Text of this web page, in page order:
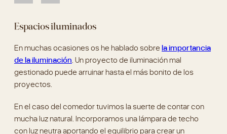
En muchas ocasiones os he hablado sobre
gestionado puede arruinar hasta el más bonito de los
proyectos.
En el caso del comedor tuvimos la suerte de contar con
mucha luz natural. Incorporamos una lámpara de techo
con luz neutra aportando el equilibrio para crear un
ambiente en total armonía.
Los resultados delPlan180ºdel salón no pudieron ir mejor.